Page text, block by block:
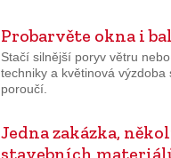
Probarvěte okna i
Stačí silnější poryv větru
techniky a květinová výzdoba
poroučí.
Jedna zakázka,